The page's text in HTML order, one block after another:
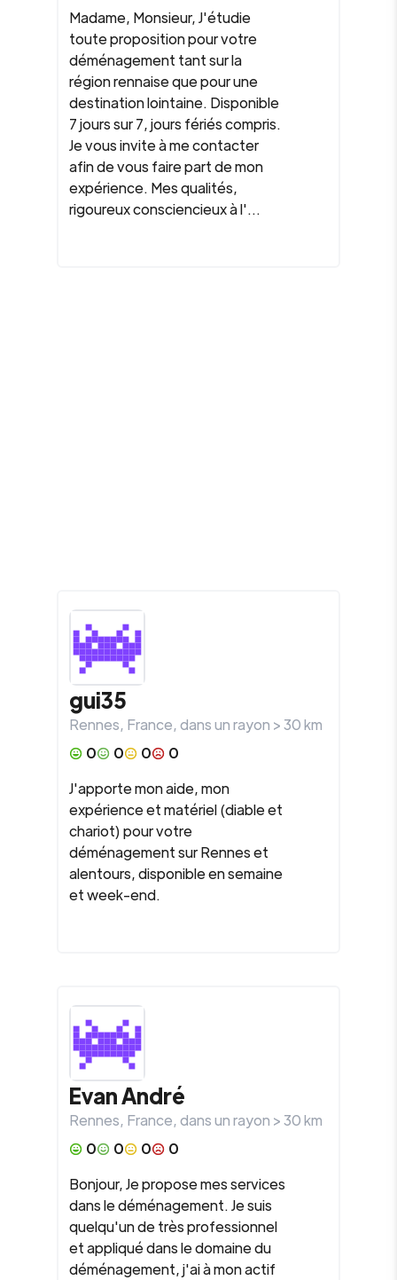
Madame, Monsieur, J'étudie
toute proposition pour votre
déménagement tant sur la
région rennaise que pour une
destination lointaine. Disponible
7 jours sur 7, jours fériés compris.
Je vous invite à me contacter
afin de vous faire part de mon
expérience. Mes qualités,
rigoureux consciencieux à l'...
gui35
Rennes, France, dans un rayon >30km
0
0 0
0
J'apporte mon aide, mon
expérience et matériel (diable et
chariot) pour votre
déménagement sur Rennes et
alentours, disponible en semaine
et week-end.
Evan André
Rennes, France, dans un rayon >30km
0
0 0
0
Bonjour, Je propose mes services
dans le déménagement. Je suis
quelqu'un de très professionnel
et appliqué dans le domaine du
déménagement, j'ai à mon actif